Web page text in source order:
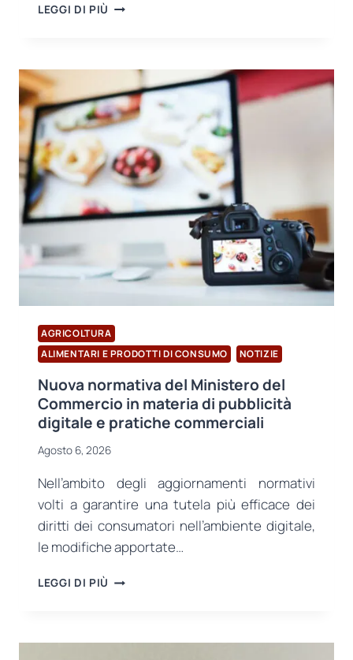
LEGGI DI PIÙ
DELLA
KIZILAY
SONO
STATI
DAL
MERCATO
A
CAUSA
DEL
SUPERAMENTO
LIMITI
DI
BORO
AGRICOLTURA
ALIMENTARI E PRODOTTI DI CONSUMO
NOTIZIE
Nuova normativa del Ministero del
Commercio in materia di pubblicità
digitale e pratiche commerciali
Agosto 6, 2026
Nell’ambito degli aggiornamenti normativi
volti a garantire una tutela più efficace dei
diritti dei consumatori nell’ambiente digitale,
le modifiche apportate…
LEGGI DI PIÙ NUOVA
DEL